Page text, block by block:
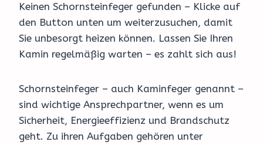
Keinen Schornsteinfeger gefunden – Klicke auf
den Button unten um weiterzusuchen, damit
Sie unbesorgt heizen können. Lassen Sie Ihren
Kamin regelmäßig warten – es zahlt sich aus!
Schornsteinfeger – auch Kaminfeger genannt –
sind wichtige Ansprechpartner, wenn es um
Sicherheit, Energieeffizienz und Brandschutz
geht. Zu ihren Aufgaben gehören unter